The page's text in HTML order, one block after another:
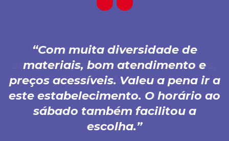
Com muita diversidade de
materiais, bom atendimento e
preços acessíveis. Valeu a pena ir a
este estabelecimento. O horário ao
sábado também facilitou a
escolha.